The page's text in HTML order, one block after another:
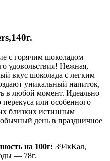
с горячим шоколадом
удовольствия! Нежная,
вкус шоколада с легким
уникальный напиток,
в любой момент. Идеально
или особенного
близких истинным
день в праздничное
на 100г: 394кКал,
— 78г.